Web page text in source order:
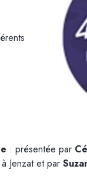
: présentée par
Jenzat et par